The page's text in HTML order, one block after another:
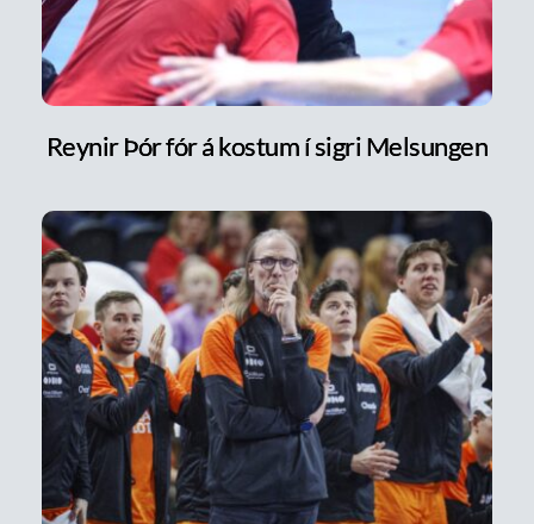
Reynir Þór fór á kostum í sigri Melsungen